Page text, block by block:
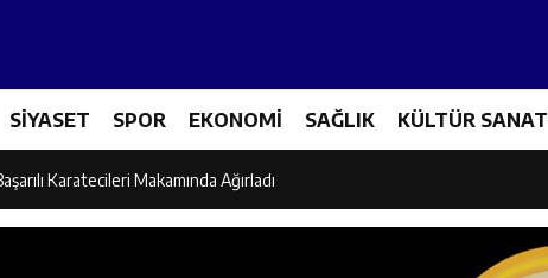
SİYASET SPOR EKONOMİ SAĞLIK KÜLTÜR SANAT
“Parti Değiştirdi” İddialarına Yanıt
Karatecileri Makamında Ağırladı